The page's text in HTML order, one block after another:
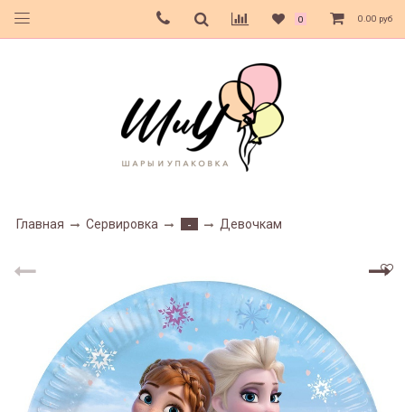
0 0.00 руб
Главная Сервировка - Девочкам